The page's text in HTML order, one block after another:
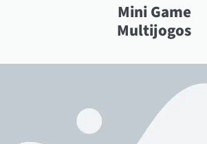
Mini Game
Multijogos